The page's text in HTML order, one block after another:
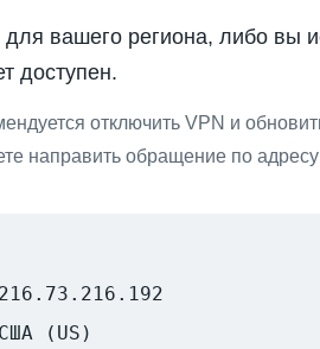
вашего региона, либо вы
доступен.
отключить VPN и
направить обращение по адресу
216.73.216.192
США (US)